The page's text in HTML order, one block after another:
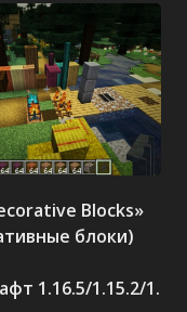
Blocks»
блоки)
1.16.5/1.15.2/1.